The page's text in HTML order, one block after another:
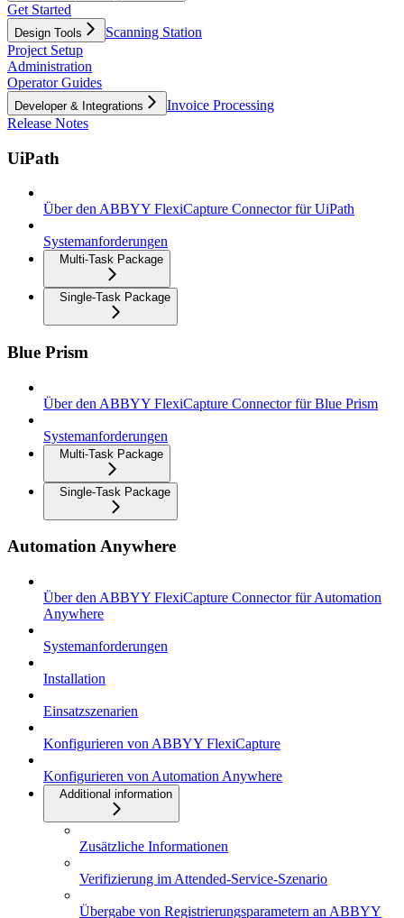
Get Started
Design Tools
Scanning Station
Project Setup
Administration
Operator Guides
Developer & Integrations
Invoice Processing
Release Notes
UiPath
Über den ABBYY FlexiCapture Connector für UiPath
Systemanforderungen
Multi-Task Package
Single-Task Package
Blue Prism
Über den ABBYY FlexiCapture Connector für Blue Prism
Systemanforderungen
Multi-Task Package
Single-Task Package
Automation Anywhere
Über den ABBYY FlexiCapture Connector für Automation
Anywhere
Systemanforderungen
Installation
Einsatzszenarien
Konfigurieren von ABBYY FlexiCapture
Konfigurieren von Automation Anywhere
Additional information
Zusätzliche Informationen
Verifizierung im Attended-Service-Szenario
Übergabe von Registrierungsparametern an ABBYY